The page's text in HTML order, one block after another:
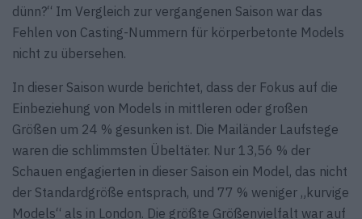
dünn?“ Im Vergleich zur vergangenen Saison war das
Fehlen von Casting-Nummern für körperbetonte Models
nicht zu übersehen.
In dieser Saison wurde berichtet, dass der Fokus auf die
Einbeziehung von Models in mittleren oder großen
Größen um 24 % gesunken ist. Die Mailänder Laufstege
waren die schlimmsten Übeltäter. Nur 13,56 % der
Schauen engagierten in dieser Saison ein Model, das nicht
der Standardgröße entsprach, und 77 % weniger „kurvige
Models“ als in London. Die größte Größenvielfalt war auf